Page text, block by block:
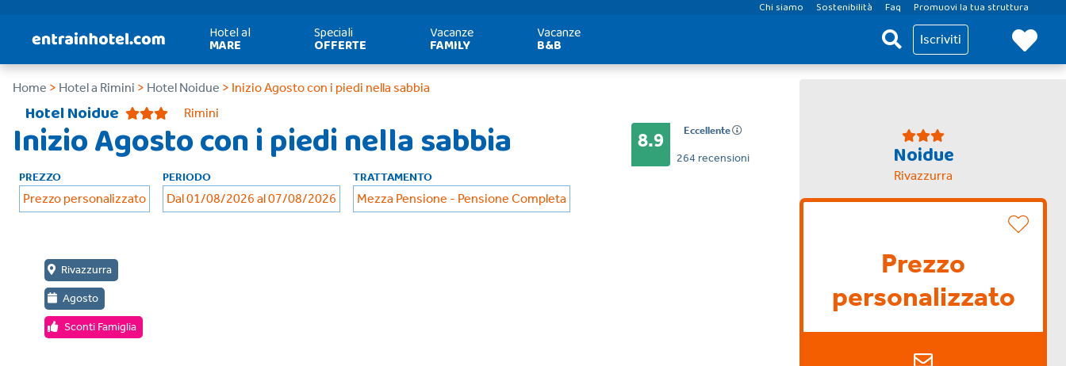
Chi siamo Sostenibilità Faq Promuovi la tua struttura
Hotel al
MARE
Speciali
OFFERTE
Vacanze
FAMILY
Vacanze
B&B Iscriviti
Home > Hotel a Rimini > Hotel Noidue > Inizio Agosto con i piedi nella sabbia
Hotel Noidue Rimini
Inizio Agosto con i piedi nella sabbia 8.9 Eccellente
264 recensioni
PREZZO
Prezzo personalizzato
PERIODO
Dal 01/08/2026 al 07/08/2026
TRATTAMENTO
Mezza Pensione - Pensione Completa
Rivazzurra
Agosto
Sconti Famiglia
Noidue
Rivazzurra
Prezzo
personalizzato